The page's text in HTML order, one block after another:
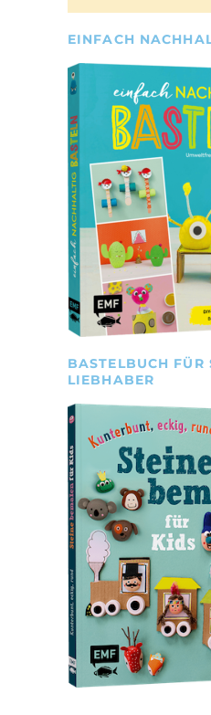
EINFACH
BASTELBUCH FÜR
LIEBHABER